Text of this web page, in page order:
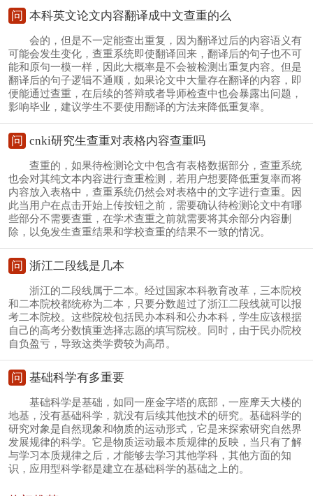
问 本科英文论文内容翻译成中文查重的么
会的，但是不一定能查出重复，因为翻译过后的内容语义有
可能会发生变化，查重系统即使翻译回来，翻译后的句子也不可
能和原句一模一样，因此大概率是不会被检测出重复内容。但是
翻译后的句子逻辑不通顺，如果论文中大量存在翻译的内容，即
便能通过查重，在后续的答辩或者导师检查中也会暴露出问题，
影响毕业，建议学生不要使用翻译的方法来降低重复率。
问 cnki研究生查重对表格内容查重吗
查重的，如果待检测论文中包含有表格数据部分，查重系统
也会对其纯文本内容进行查重检测，若用户想要降低重复率而将
内容放入表格中，查重系统仍然会对表格中的文字进行查重。因
此当用户在点击开始上传按钮之前，需要确认待检测论文中有哪
些部分不需要查重，在学术查重之前就需要将其余部分内容删
除，以免发生查重结果和学校查重的结果不一致的情况。
问 浙江二段线是几本
浙江的二段线属于二本。经过国家本科教育改革，三本院校
和二本院校都统称为二本，只要分数超过了浙江二段线就可以报
考二本院校。这些院校包括民办本科和公办本科，学生应该根据
自己的高考分数慎重选择志愿的填写院校。同时，由于民办院校
自负盈亏，导致这类学费较为高昂。
问 基础科学有多重要
基础科学是基础，如同一座金字塔的底部，一座摩天大楼的
地基，没有基础科学，就没有后续其他技术的研究。基础科学的
研究对象是自然现象和物质的运动形式，它是来探索研究自然界
发展规律的科学。它是物质运动最本质规律的反映，当只有了解
与学习本质规律之后，才能够去学习其他学科，其他方面的知
识，应用型科学都是建立在基础科学的基础之上的。